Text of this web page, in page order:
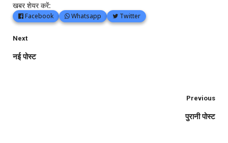
खबर शेयर करें:
Facebook Whatsapp Twitter
Next
नई पोस्ट
Previous
पुरानी पोस्ट